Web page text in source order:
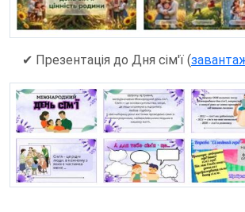
✔ Презентація до Дня сім'ї (